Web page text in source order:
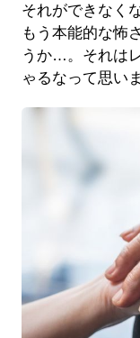
それができなく
もう本能的な怖
うか…。それは
ゃるなって思い